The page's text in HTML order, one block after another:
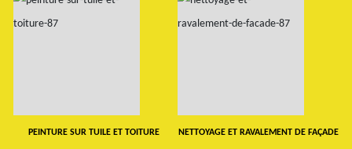
PEINTURE SUR TUILE ET TOITURE NETTOYAGE ET RAVALEMENT DE FAÇADE